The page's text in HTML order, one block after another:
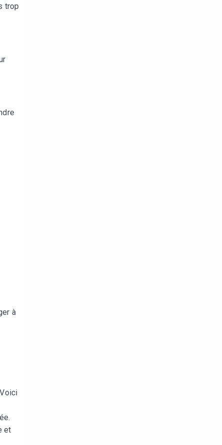
trop
à
et